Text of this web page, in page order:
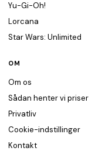
Yu-Gi-Oh!
Lorcana
Star Wars: Unlimited
OM
Om os
Sådan henter vi priser
Privatliv
Cookie-indstillinger
Kontakt